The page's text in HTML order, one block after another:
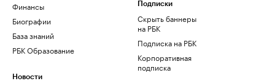
Финансы
Биографии
База знаний
РБК Образование
Новости
Подписки
Скрыть баннеры
на РБК
Подписка на РБК
Корпоративная
подписка